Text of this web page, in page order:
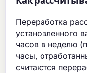
Переработка
установленного
часов в неделю
часы,
считаются